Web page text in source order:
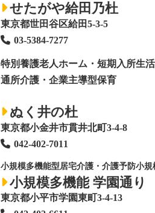
せたがや給田乃杜
東京都世田谷区給田5-3-5
03-5384-7277
特別養護老人ホーム ・短期入所生
通所介護・企業主導型保育
ぬく井の杜
東京都小金井市貫井北町3-4-8
042-402-7011
小規模多機能型居宅介護・介護予防小
小規模多機能 学園通り
東京都小平市学園東町3-4-13